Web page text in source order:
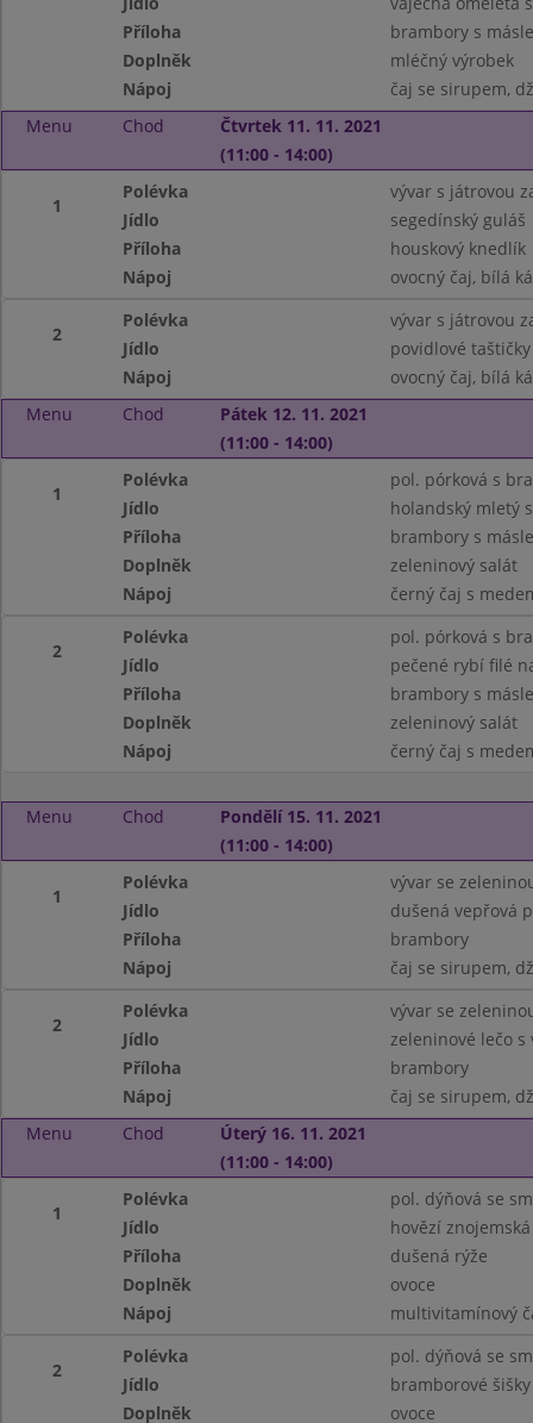
Příloha
brambory s
Doplněk
mléčný výrobek
Nápoj
čaj se sirupem,
Menu
Chod
Čtvrtek 11. 11. 2021
(11:00 - 14:00)
1
Polévka
vývar s játrovou
Jídlo
segedínský guláš
Příloha
houskový knedlík
Nápoj
ovocný čaj, bílá
2
Polévka
vývar s játrovou
Jídlo
povidlové
Nápoj
ovocný čaj, bílá
Menu
Chod
Pátek 12. 11. 2021
(11:00 - 14:00)
1
Polévka
pol. pórková s
Jídlo
holandský mletý
Příloha
brambory s
Doplněk
zeleninový salát
Nápoj
černý čaj s
2
Polévka
pol. pórková s
Jídlo
pečené rybí filé
Příloha
brambory s
Doplněk
zeleninový salát
Nápoj
černý čaj s
Menu Chod
Pondělí 15. 11. 2021
(11:00 - 14:00)
1
Polévka
vývar se
Jídlo
dušená vepřová
Příloha
brambory
Nápoj
čaj se sirupem,
2
Polévka
vývar se
Jídlo
zeleninové lečo s
Příloha
brambory
Nápoj
čaj se sirupem,
Menu
Chod
Úterý 16. 11. 2021
(11:00 - 14:00)
1
Polévka
pol. dýňová se
Jídlo
hovězí
Příloha
dušená rýže
Doplněk
ovoce
Nápoj
multivitamínový
2
Polévka
pol. dýňová se
Jídlo
bramborové
Doplněk
ovoce